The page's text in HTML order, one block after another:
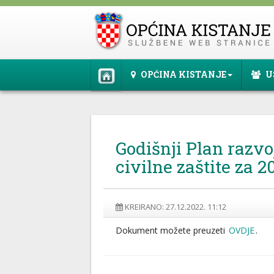
OPĆINA KISTANJE
Godišnji Plan
civilne zaštite za
KREIRANO: 27.12.2022. 11:12
Dokument možete preuzeti OVDJE.